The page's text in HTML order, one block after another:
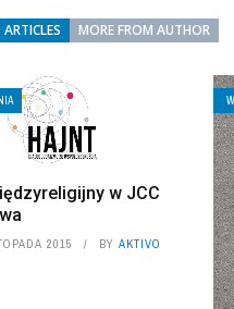
MORE FROM AUTHOR
w JCC
2015 BY AKTIVO